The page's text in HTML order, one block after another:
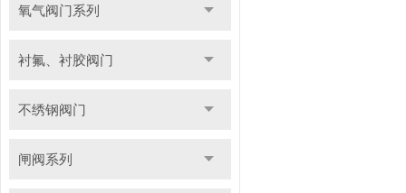
氧气阀门系列
衬氟、衬胶阀门
不绣钢阀门
闸阀系列